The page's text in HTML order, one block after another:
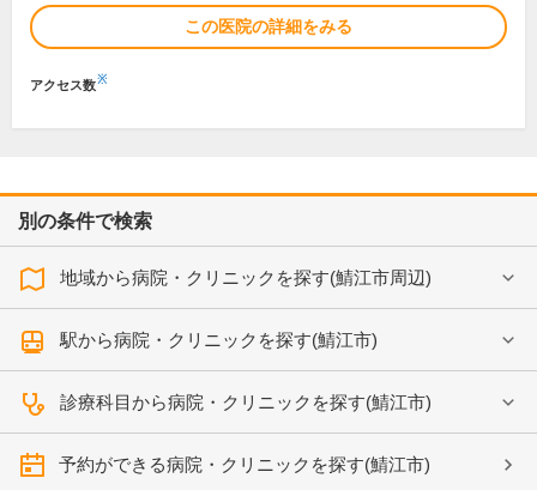
この医院の詳細をみる
アクセス数※
別の条件で検索
地域から病院・クリニックを探す(鯖江市周辺)
駅から病院・クリニックを探す(鯖江市)
診療科目から病院・クリニックを探す(鯖江市)
予約ができる病院・クリニックを探す(鯖江市)